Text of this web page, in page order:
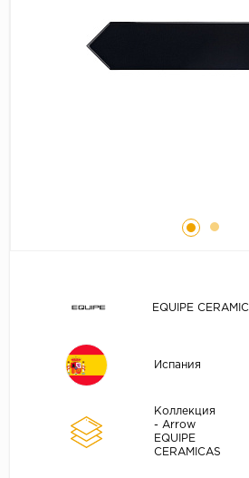
EQUIPE
Испания
Коллекция
- Arrow
EQUIPE
CERAMICAS